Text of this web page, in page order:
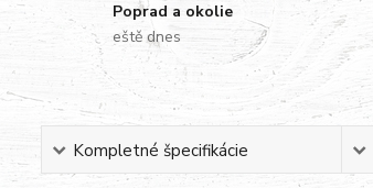
Poprad a okolie
eště dnes
Kompletné špecifikácie